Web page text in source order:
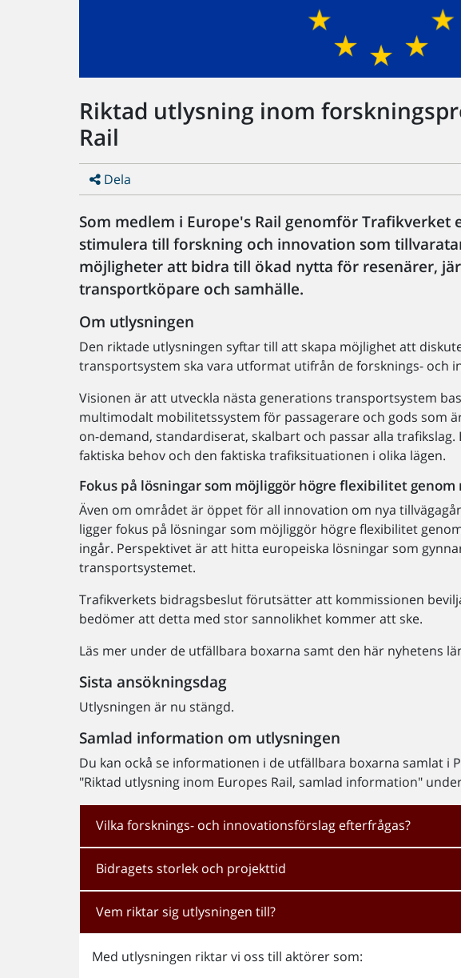
Riktad utlysning inom
Rail
Dela
Som medlem i Europe's Rail genomför
stimulera till forskning och innovation som
möjligheter att bidra till ökad nytta för resenärer,
transportköpare och samhälle.
Om utlysningen
Den riktade utlysningen syftar till att skapa möjlighet att
transportsystem ska vara utformat utifrån de forsknings- och
Visionen är att utveckla nästa generations transportsystem
multimodalt mobilitetssystem för passagerare och gods som
on-demand, standardiserat, skalbart och passar alla
faktiska behov och den faktiska trafiksituationen i olika lägen.
Fokus på lösningar som möjliggör högre flexibilitet
Även om området är öppet för all innovation om nya
ligger fokus på lösningar som möjliggör högre flexibilitet
ingår. Perspektivet är att hitta europeiska lösningar som
transportsystemet.
Trafikverkets bidragsbeslut förutsätter att kommissionen
bedömer att detta med stor sannolikhet kommer att ske.
Läs mer under de utfällbara boxarna samt den här nyhetens
Sista ansökningsdag
Utlysningen är nu stängd.
Samlad information om utlysningen
Du kan ockå se informationen i de utfällbara boxarna samlat i
"Riktad utlysning inom Europes Rail, samlad information"
Vilka forsknings- och innovationsförslag efterfrågas?
Bidragets storlek och projekttid
Vem riktar sig utlysningen till?
Med utlysningen riktar vi oss till aktörer som: